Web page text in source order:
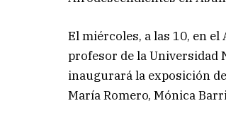
El miércoles, a las 10, en
profesor de la Universidad
inaugurará la exposición
María Romero, Mónica